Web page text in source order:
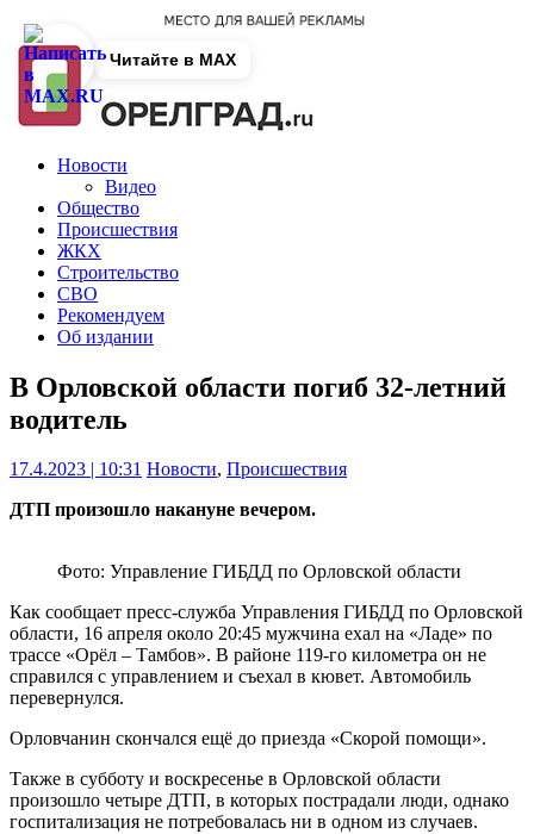
Новости
Видео
Общество
Происшествия
ЖКХ
Строительство
СВО
Рекомендуем
Об издании
В Орловской области погиб 32-летний
водитель
17.4.2023 | 10:31 Новости, Происшествия
ДТП произошло накануне вечером.
Фото: Управление ГИБДД по Орловской области
Как сообщает пресс-служба Управления ГИБДД по Орловской
области, 16 апреля около 20:45 мужчина ехал на «Ладе» по
трассе «Орёл – Тамбов». В районе 119-го километра он не
справился с управлением и съехал в кювет. Автомобиль
перевернулся.
Орловчанин скончался ещё до приезда «Скорой помощи».
Также в субботу и воскресенье в Орловской области
произошло четыре ДТП, в которых пострадали люди, однако
госпитализация не потребовалась ни в одном из случаев.
Читайте в MAX